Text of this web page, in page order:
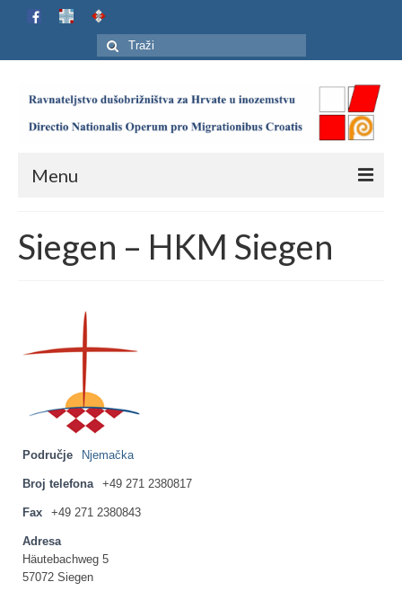
Search
for:
Menu
Ustroj
Karta
Jubilej HIP-a
Ljetna škola
Siegen – HKM Siegen
Područje Njemačka
Broj telefona +49 271 2380817
Fax +49 271 2380843
Adresa
Häutebachweg 5
57072 Siegen